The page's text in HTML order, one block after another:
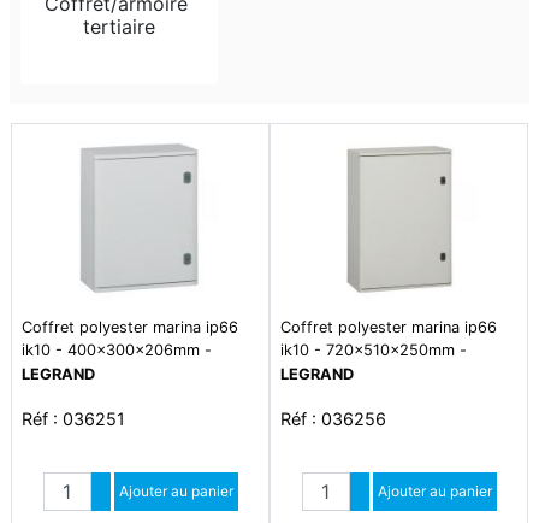
tertiaire
Coffret polyester marina ip66
ik10 - 400x300x206mm -
ral7035
LEGRAND
Réf : 036251
Quantité
Augmenter quantité
Diminuer quantité
Ajouter au panier
Coffret polyester marina ip66
ik10 - 720x510x250mm -
ral7035
LEGRAND
Réf : 036256
Quantité
Augmenter quantité
Diminuer quantité
Ajouter au panier